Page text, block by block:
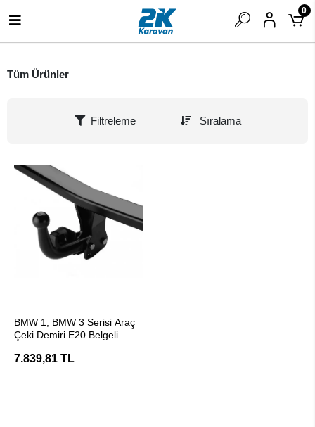
0
Tüm Ürünler
Filtreleme Sıralama
BMW 1, BMW 3 Serisi Araç
Çeki Demiri E20 Belgeli
7.839,81 TL